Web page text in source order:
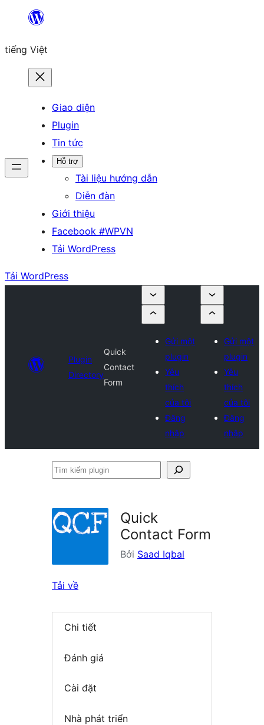
Chuyển
phần
tiếng Việt
Giao diện
Plugin
Tin tức
Hỗ trợ
Tài liệu hướng dẫn
Diễn đàn
Giới thiệu
Facebook #WPVN
Tải WordPress
Tải WordPress
Plugin
Directory
Quick
Contact
Form
Gửi một
plugin
Yêu
thích
của tôi
Đăng
nhập
Gửi một
plugin
Yêu
thích
của tôi
Đăng
nhập
Tìm
Quick
Contact Form
Bởi Saad Iqbal
Tải về
Chi tiết
Đánh giá
Cài đặt
Nhà phát triển